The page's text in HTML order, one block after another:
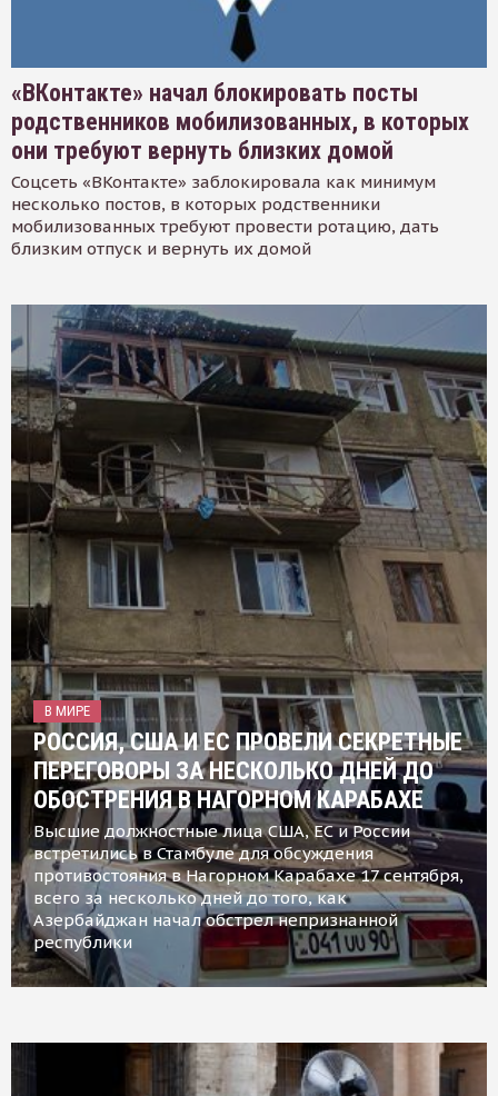
«ВКонтакте» начал блокировать посты
родственников мобилизованных, в которых
они требуют вернуть близких домой
Соцсеть «ВКонтакте» заблокировала как минимум
несколько постов, в которых родственники
мобилизованных требуют провести ротацию, дать
близким отпуск и вернуть их домой
В МИРЕ
РОССИЯ, США И ЕС ПРОВЕЛИ СЕКРЕТНЫЕ
ПЕРЕГОВОРЫ ЗА НЕСКОЛЬКО ДНЕЙ ДО
ОБОСТРЕНИЯ В НАГОРНОМ КАРАБАХЕ
Высшие должностные лица США, ЕС и России
встретились в Стамбуле для обсуждения
противостояния в Нагорном Карабахе 17 сентября,
всего за несколько дней до того, как
Азербайджан начал обстрел непризнанной
республики